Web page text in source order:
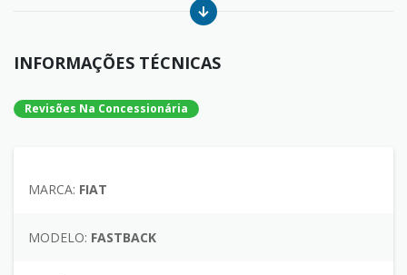
INFORMAÇÕES TÉCNICAS
Revisões Na Concessionária
MARCA: FIAT
MODELO: FASTBACK